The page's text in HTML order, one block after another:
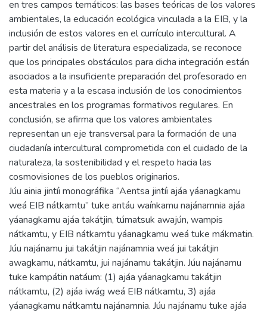
en tres campos temáticos: las bases teóricas de los valores
ambientales, la educación ecológica vinculada a la EIB, y la
inclusión de estos valores en el currículo intercultural. A
partir del análisis de literatura especializada, se reconoce
que los principales obstáculos para dicha integración están
asociados a la insuficiente preparación del profesorado en
esta materia y a la escasa inclusión de los conocimientos
ancestrales en los programas formativos regulares. En
conclusión, se afirma que los valores ambientales
representan un eje transversal para la formación de una
ciudadanía intercultural comprometida con el cuidado de la
naturaleza, la sostenibilidad y el respeto hacia las
cosmovisiones de los pueblos originarios.
Júu ainia jintíi monográfika “Aentsa jintíi ajáa yáanagkamu
weá EIB nátkamtu” tuke antáu waínkamu najánamnia ajáa
yáanagkamu ajáa takátjin, túmatsuk awajún, wampis
nátkamtu, y EIB nátkamtu yáanagkamu weá tuke mákmatin.
Júu najánamu jui takátjin najánamnia weá jui takátjin
awagkamu, nátkamtu, jui najánamu takátjin. Júu najánamu
tuke kampátin natáum: (1) ajáa yáanagkamu takátjin
nátkamtu, (2) ajáa iwág weá EIB nátkamtu, 3) ajáa
yáanagkamu nátkamtu najánamnia. Júu najánamu tuke ajáa